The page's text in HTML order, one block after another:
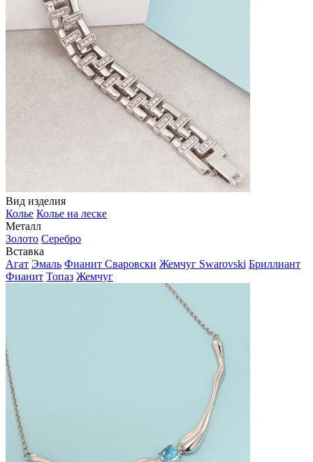
Вид изделия
Колье Колье на леске
Металл
Золото Серебро
Вставка
Агат Эмаль Фианит Сваровски Жемчуг Swarovski Бриллиант
Фианит Топаз Жемчуг